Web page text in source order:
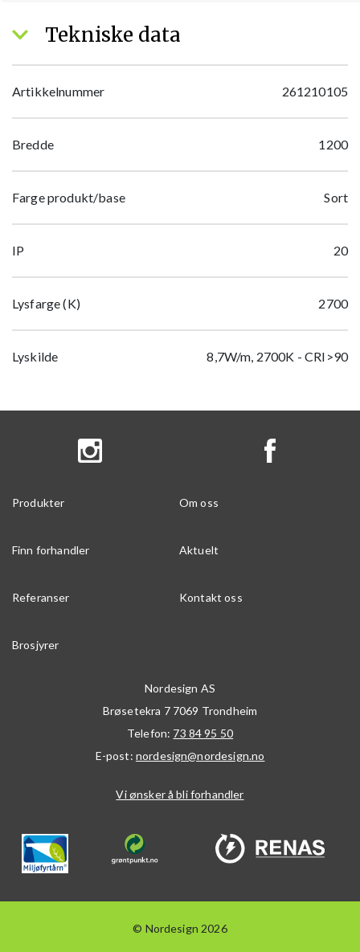
Tekniske data
Artikkelnummer 261210105
Bredde 1200
Farge produkt/base Sort
IP 20
Lysfarge (K) 2700
Lyskilde 8,7W/m, 2700K - CRI>90
Produkter Om oss
Finn forhandler Aktuelt
Referanser Kontakt oss
Brosjyrer
Nordesign AS
Brøsetekra 7 7069 Trondheim
Telefon: 73 84 95 50
E-post: nordesign@nordesign.no
Vi ønsker å bli forhandler
© Nordesign 2026